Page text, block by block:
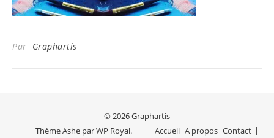
Par Graphartis
© 2026 Graphartis
Accueil A propos Contact
Thème Ashe parWP Royal.